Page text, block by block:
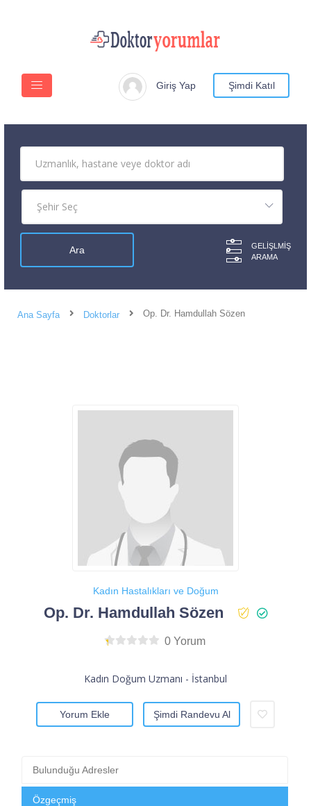
Giriş Yap Şimdi Katıl
GELIŞLMIŞ
ARAMA
Ana Sayfa Doktorlar Op. Dr. Hamdullah Sözen
Kadın Hastalıkları ve Doğum
Op. Dr. Hamdullah Sözen
0 Yorum
Kadın Doğum Uzmanı - İstanbul
Yorum Ekle Şimdi Randevu Al
Bulunduğu Adresler
Özgeçmiş